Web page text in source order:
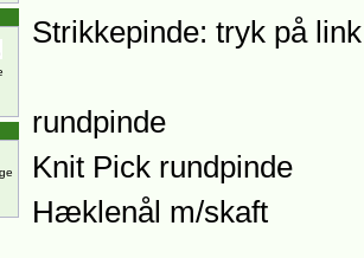
Strikkepinde: tryk på
rundpinde
Knit Pick rundpinde
Hæklenål m/skaft